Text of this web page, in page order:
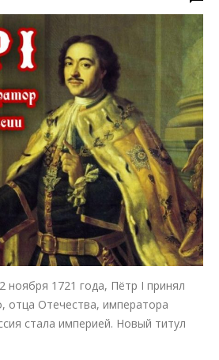
ноября 1721 года, Пётр I принял
отца Отечества, императора
стала империей. Новый титул